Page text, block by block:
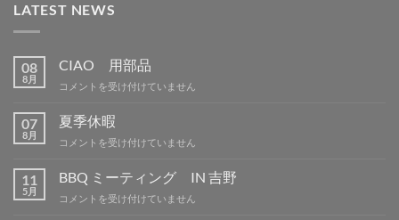
LATEST NEWS
08
8月
CIAO 用部品
CIAO
部
品
は
コメントを受け付けていません
07
8月
夏季休暇
夏
休
暇
は
コメントを受け付けていません
11
5月
BBQ ミーティング IN 吉野
BBQ
コメントを受け付けていません